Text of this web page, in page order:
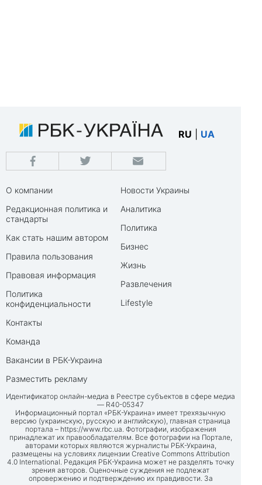
RU UA
О компании
Редакционная политика и
стандарты
Как стать нашим автором
Правила пользования
Правовая информация
Политика
конфиденциальности
Контакты
Команда
Вакансии в РБК-Украина
Разместить рекламу
Новости Украины
Аналитика
Политика
Бизнес
Жизнь
Развлечения
Lifestyle
Идентификатор онлайн-медиа в Реестре субъектов в сфере медиа
— R40-05347
Информационный портал «РБК-Украина» имеет трехязычную
версию (украинскую, русскую и английскую), главная страница
портала – https://www.rbc.ua. Фотографии, изображения
принадлежат их правообладателям. Все фотографии на Портале,
авторами которых являются журналисты РБК-Украина,
размещены на условиях лицензии Creative Commons Attribution
4.0 International. Редакция РБК-Украина может не разделять точку
зрения авторов. Оценочные суждения не подлежат
опровержению и подтверждению их правдивости. За